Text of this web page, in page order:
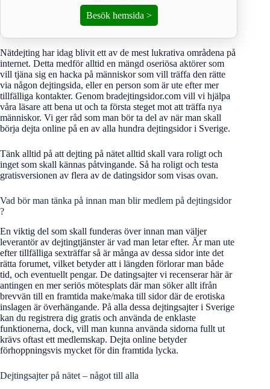
Besök hemsida >
Nätdejting har idag blivit ett av de mest lukrativa områdena på
internet. Detta medför alltid en mängd oseriösa aktörer som
vill tjäna sig en hacka på människor som vill träffa den rätte
via någon dejtingsida, eller en person som är ute efter mer
tillfälliga kontakter. Genom bradejtingsidor.com vill vi hjälpa
våra läsare att bena ut och ta första steget mot att träffa nya
människor. Vi ger råd som man bör ta del av när man skall
börja dejta online på en av alla hundra dejtingsidor i Sverige.
Tänk alltid på att dejting på nätet alltid skall vara roligt och
inget som skall kännas påtvingande. Så ha roligt och testa
gratisversionen av flera av de datingsidor som visas ovan.
Vad bör man tänka på innan man blir medlem på dejtingsidor
?
En viktig del som skall funderas över innan man väljer
leverantör av dejtingtjänster är vad man letar efter. Är man ute
efter tillfälliga sexträffar så är många av dessa sidor inte det
rätta forumet, vilket betyder att i längden förlorar man både
tid, och eventuellt pengar. De datingsajter vi recenserar här är
antingen en mer seriös mötesplats där man söker allt ifrån
brevvän till en framtida make/maka till sidor där de erotiska
inslagen är överhängande. På alla dessa dejtingsajter i Sverige
kan du registrera dig gratis och använda de enklaste
funktionerna, dock, vill man kunna använda sidorna fullt ut
krävs oftast ett medlemskap. Dejta online betyder
förhoppningsvis mycket för din framtida lycka.
Dejtingsajter på nätet – något till alla